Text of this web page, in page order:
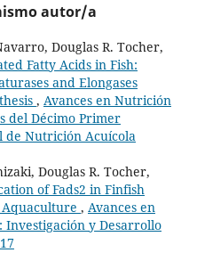
autor/a
Douglas R. Tocher,
Fatty Acids in Fish:
and Elongases
, Avances en Nutrición
del Décimo Primer
de Nutrición Acuícola
Douglas R. Tocher,
of Fads2 in Finfish
, Avances en
Investigación y Desarrollo